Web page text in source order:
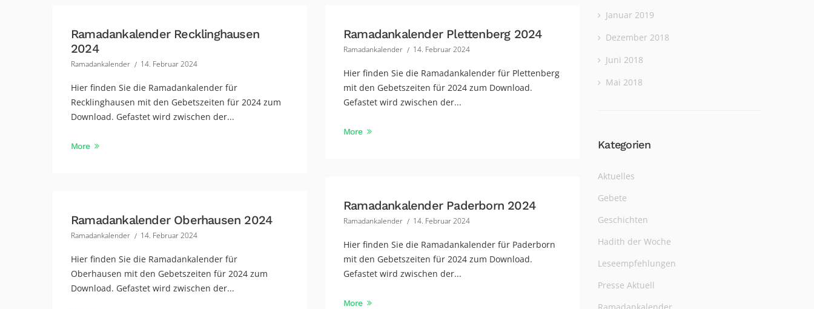
Ramadankalender Recklinghausen
2024
Ramadankalender 14. Februar 2024
Hier finden Sie die Ramadankalender für
Recklinghausen mit den Gebetszeiten für 2024 zum
Download. Gefastet wird zwischen der...
More
Ramadankalender Plettenberg 2024
Ramadankalender 14. Februar 2024
Hier finden Sie die Ramadankalender für Plettenberg
mit den Gebetszeiten für 2024 zum Download.
Gefastet wird zwischen der...
More
Ramadankalender Paderborn 2024
Ramadankalender 14. Februar 2024
Hier finden Sie die Ramadankalender für Paderborn
mit den Gebetszeiten für 2024 zum Download.
Gefastet wird zwischen der...
More
Ramadankalender Oberhausen 2024
Ramadankalender 14. Februar 2024
Hier finden Sie die Ramadankalender für
Oberhausen mit den Gebetszeiten für 2024 zum
Download. Gefastet wird zwischen der...
Januar 2019
Dezember 2018
Juni 2018
Mai 2018
Kategorien
Aktuelles
Gebete
Geschichten
Hadith der Woche
Leseempfehlungen
Presse Aktuell